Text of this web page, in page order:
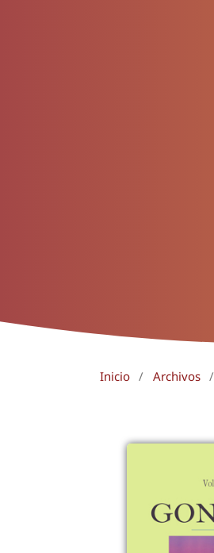
Inicio / Archivos /